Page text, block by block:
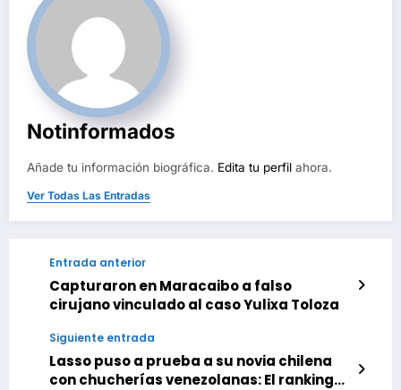
Notinformados
Añade tu información biográfica. Edita tu perfil ahora.
Ver Todas Las Entradas
Entrada anterior
Capturaron en Maracaibo a falso
cirujano vinculado al caso Yulixa Toloza
Siguiente entrada
Lasso puso a prueba a su novia chilena
con chucherías venezolanas: El ranking